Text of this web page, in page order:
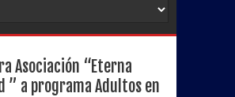
Asociación “Eterna
” a programa Adultos en